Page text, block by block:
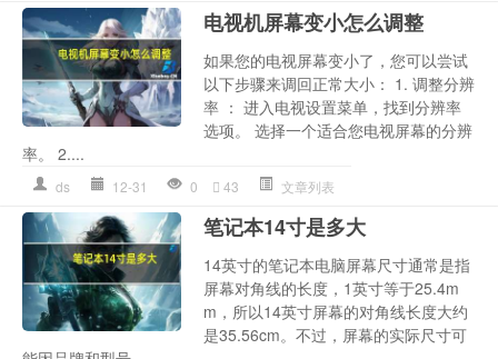
电视机屏幕变小怎么调整
如果您的电视屏幕变小了，您可以尝试
以下步骤来调回正常大小： 1. 调整分辨
率 ： 进入电视设置菜单，找到分辨率
选项。 选择一个适合您电视屏幕的分辨
率。 2....
ds 12-31 0 43 文章列表
笔记本14寸是多大
14英寸的笔记本电脑屏幕尺寸通常是指
屏幕对角线的长度，1英寸等于25.4m
m，所以14英寸屏幕的对角线长度大约
是35.56cm。不过，屏幕的实际尺寸可